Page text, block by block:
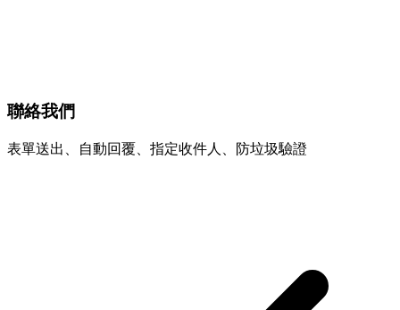
聯絡我們
表單送出、自動回覆、指定收件人、防垃圾驗證